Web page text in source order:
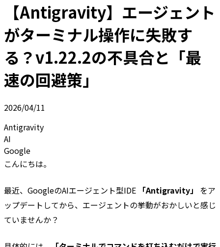
【Antigravity】エージェント
がターミナル操作に失敗す
る？v1.22.2の不具合と「最
速の回避策」
2026/04/11
Antigravity
AI
Google
こんにちは。
最近、GoogleのAIエージェント型IDE 「Antigravity」
をア
ップデートしてから、エージェントの挙動がおかしいと感じ
ていませんか？